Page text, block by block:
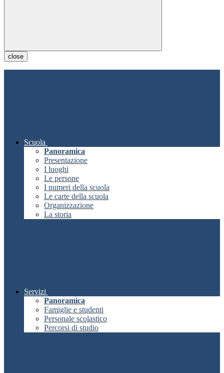
close
Scuola
Panoramica
Presentazione
I luoghi
Le persone
I numeri della scuola
Le carte della scuola
Organizzazione
La storia
Servizi
Panoramica
Famiglie e studenti
Personale scolastico
Percorsi di studio